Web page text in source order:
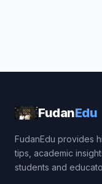
FudanEdu
FudanEdu provides
tips, academic
students and